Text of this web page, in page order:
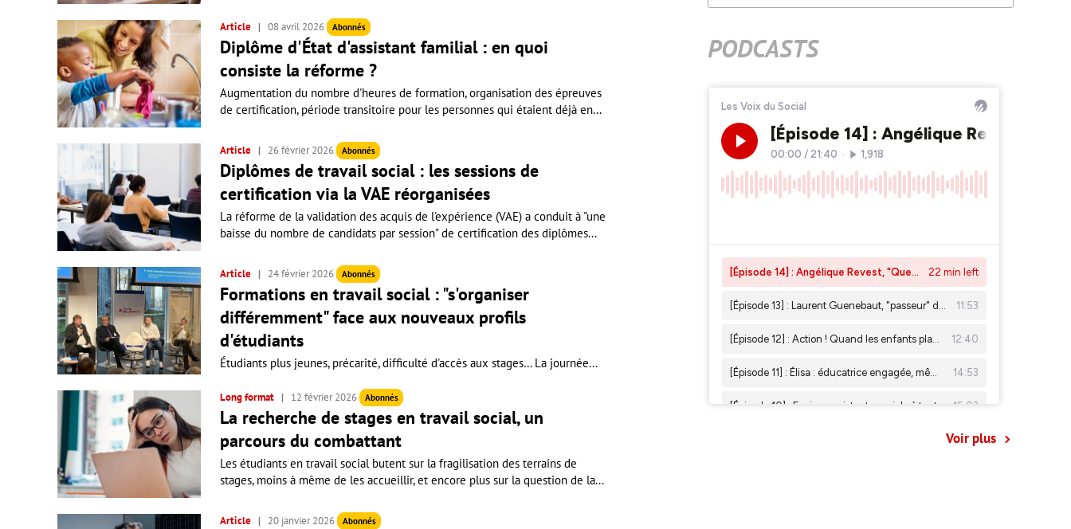
Article 08 avril 2026 Abonnés
Diplôme d'État d'assistant familial : en quoi
consiste la réforme ?
Augmentation du nombre d'heures de formation, organisation des épreuves
de certification, période transitoire pour les personnes qui étaient déjà en...
Article 26 février 2026 Abonnés
Diplômes de travail social : les sessions de
certification via la VAE réorganisées
La réforme de la validation des acquis de l'expérience (VAE) a conduit à "une
baisse du nombre de candidats par session" de certification des diplômes...
Article 24 février 2026 Abonnés
Formations en travail social : "s'organiser
différemment" face aux nouveaux profils
d'étudiants
Étudiants plus jeunes, précarité, difficulté d'accès aux stages… La journée...
Long format 12 février 2026 Abonnés
La recherche de stages en travail social, un
parcours du combattant
Les étudiants en travail social butent sur la fragilisation des terrains de
stages, moins à même de les accueillir, et encore plus sur la question de la...
Article 20 janvier 2026 Abonnés
PODCASTS
Voir plus